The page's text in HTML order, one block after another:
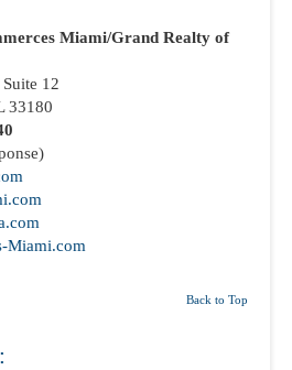
Miami/Grand Realty of
12
33180
Miami.com
Back to Top